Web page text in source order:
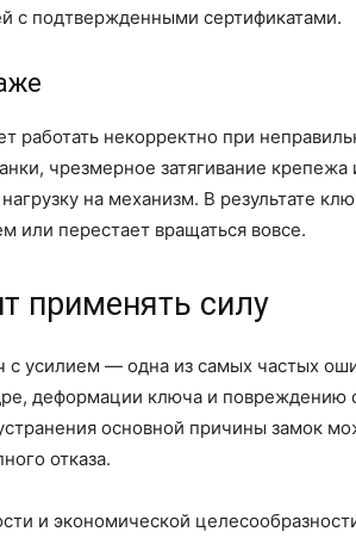
с подтвержденными сертификатами.
работать некорректно при
чрезмерное затягивание крепежа
на механизм. В результате
или перестает вращаться вовсе.
применять силу
с усилием — одна из самых частых
деформации ключа и повреждению
основной причины замок
отказа.
и экономической